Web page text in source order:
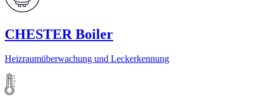
CHESTER Boiler
Heizraumüberwachung und Leckerkennung